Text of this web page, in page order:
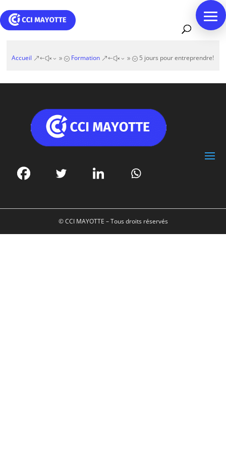
Accueil &#x39; Formation &#x39; 5 jours pour entreprendre!
© CCI MAYOTTE – Tous droits réservés